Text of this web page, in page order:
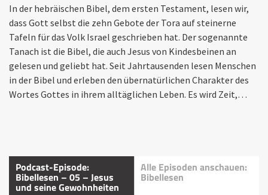
In der hebräischen Bibel, dem ersten Testament, lesen wir,
dass Gott selbst die zehn Gebote der Tora auf steinerne
Tafeln für das Volk Israel geschrieben hat. Der sogenannte
Tanach ist die Bibel, die auch Jesus von Kindesbeinen an
gelesen und geliebt hat. Seit Jahrtausenden lesen Menschen
in der Bibel und erleben den übernatürlichen Charakter des
Wortes Gottes in ihrem alltäglichen Leben. Es wird Zeit,…
Podcast-Episode:
Bibellesen – 05 – Jesus
und seine Gewohnheiten
Alle Episoden anschauen:
Bibellesen